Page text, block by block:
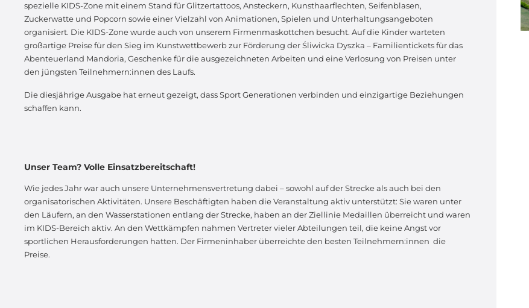
spezielle KIDS-Zone mit einem Stand für Glitzertattoos, Ansteckern, Kunsthaarflechten, Seifenblasen,
Zuckerwatte und Popcorn sowie einer Vielzahl von Animationen, Spielen und Unterhaltungsangeboten
organisiert. Die KIDS-Zone wurde auch von unserem Firmenmaskottchen besucht. Auf die Kinder warteten
großartige Preise für den Sieg im Kunstwettbewerb zur Förderung der Śliwicka Dyszka – Familientickets für das
Abenteuerland Mandoria, Geschenke für die ausgezeichneten Arbeiten und eine Verlosung von Preisen unter
den jüngsten Teilnehmern:innen des Laufs.
Die diesjährige Ausgabe hat erneut gezeigt, dass Sport Generationen verbinden und einzigartige Beziehungen
schaffen kann.
Unser Team? Volle Einsatzbereitschaft!
Wie jedes Jahr war auch unsere Unternehmensvertretung dabei – sowohl auf der Strecke als auch bei den
organisatorischen Aktivitäten. Unsere Beschäftigten haben die Veranstaltung aktiv unterstützt: Sie waren unter
den Läufern, an den Wasserstationen entlang der Strecke, haben an der Ziellinie Medaillen überreicht und waren
im KIDS-Bereich aktiv. An den Wettkämpfen nahmen Vertreter vieler Abteilungen teil, die keine Angst vor
sportlichen Herausforderungen hatten. Der Firmeninhaber überreichte den besten Teilnehmern:innen die
Preise.